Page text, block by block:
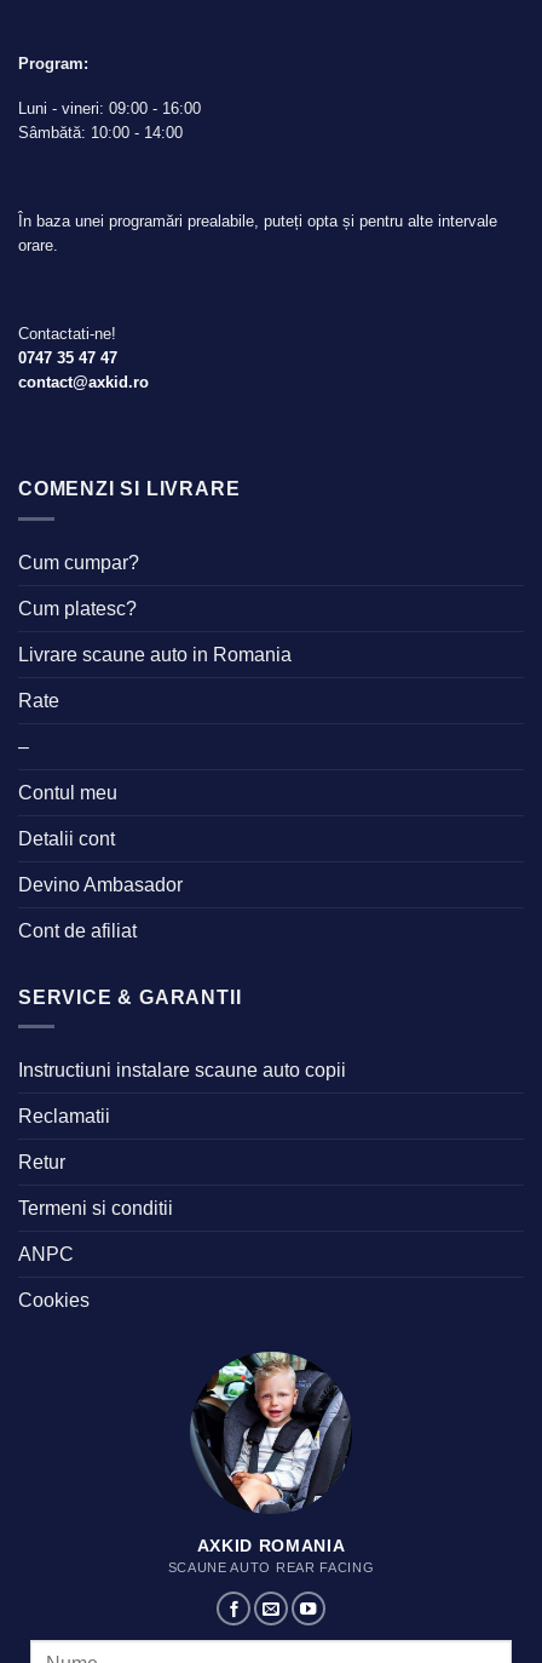
Program:
Luni - vineri: 09:00 - 16:00
Sâmbătă: 10:00 - 14:00
În baza unei programări prealabile, puteți opta și pentru alte intervale
orare.
Contactati-ne!
0747 35 47 47
contact@axkid.ro
COMENZI SI LIVRARE
Cum cumpar?
Cum platesc?
Livrare scaune auto in Romania
Rate
–
Contul meu
Detalii cont
Devino Ambasador
Cont de afiliat
SERVICE & GARANTII
Instructiuni instalare scaune auto copii
Reclamatii
Retur
Termeni si conditii
ANPC
Cookies
AXKID ROMANIA
SCAUNE AUTO REAR FACING